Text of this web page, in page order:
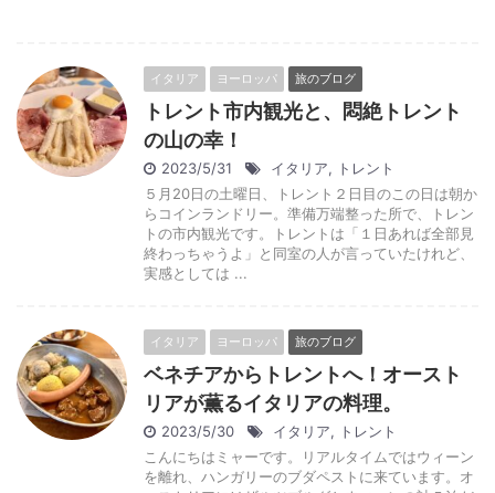
イタリア ヨーロッパ 旅のブログ
トレント市内観光と、悶絶トレント
の山の幸！
2023/5/31 イタリア, トレント
５月20日の土曜日、トレント２日目のこの日は朝か
らコインランドリー。準備万端整った所で、トレン
トの市内観光です。トレントは「１日あれば全部見
終わっちゃうよ」と同室の人が言っていたけれど、
実感としては ...
イタリア ヨーロッパ 旅のブログ
ベネチアからトレントへ！オースト
リアが薫るイタリアの料理。
2023/5/30 イタリア, トレント
こんにちはミャーです。リアルタイムではウィーン
を離れ、ハンガリーのブダペストに来ています。オ